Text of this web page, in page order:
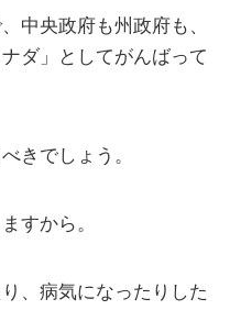
中央政府も州政府も、
ダ」としてがんばって
きでしょう。
すから。
、病気になったりした